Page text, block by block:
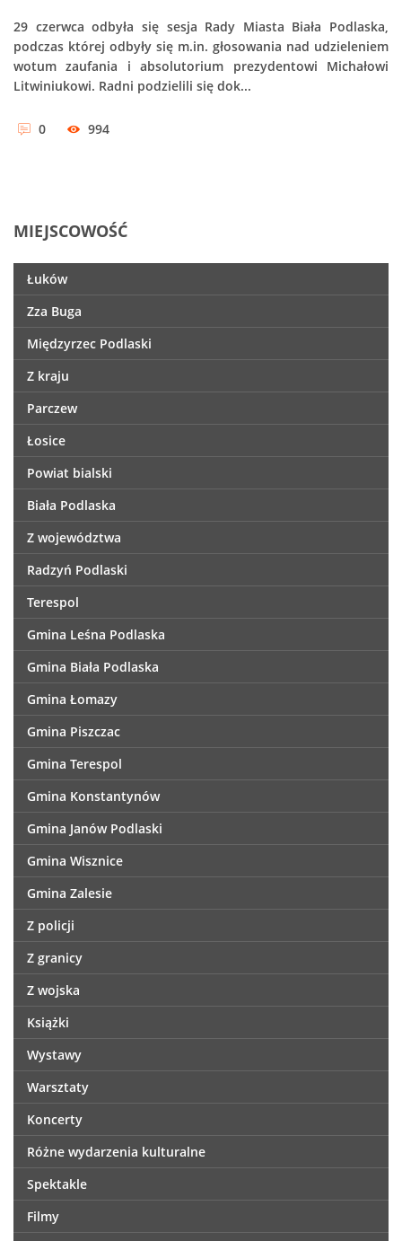
29 czerwca odbyła się sesja Rady Miasta Biała Podlaska,
podczas której odbyły się m.in. głosowania nad udzieleniem
wotum zaufania i absolutorium prezydentowi Michałowi
Litwiniukowi. Radni podzielili się dok...
0 994
MIEJSCOWOŚĆ
Łuków
Zza Buga
Międzyrzec Podlaski
Z kraju
Parczew
Łosice
Powiat bialski
Biała Podlaska
Z województwa
Radzyń Podlaski
Terespol
Gmina Leśna Podlaska
Gmina Biała Podlaska
Gmina Łomazy
Gmina Piszczac
Gmina Terespol
Gmina Konstantynów
Gmina Janów Podlaski
Gmina Wisznice
Gmina Zalesie
Z policji
Z granicy
Z wojska
Książki
Wystawy
Warsztaty
Koncerty
Różne wydarzenia kulturalne
Spektakle
Filmy